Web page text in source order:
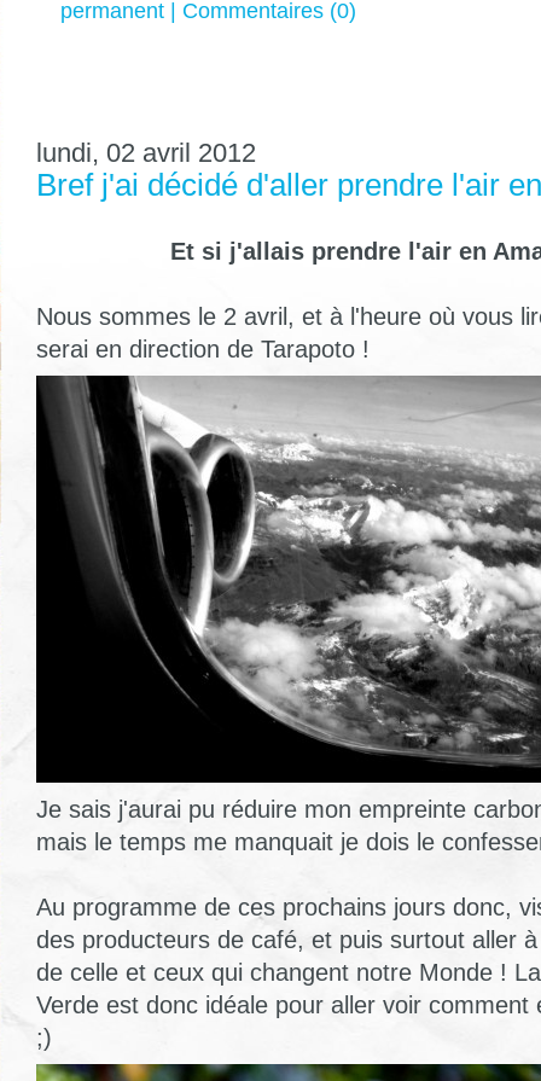
permanent
Commentaires (0)
lundi, 02 avril 2012
Bref j'ai décidé d'aller prendre l'air
Et si j'allais prendre l'air en
Nous sommes le 2 avril, et à l'heure où vous
serai en direction de Tarapoto !
Je sais j'aurai pu réduire mon empreinte
mais le temps me manquait je dois le
Au programme de ces prochains jours donc,
des producteurs de café, et puis surtout aller
de celle et ceux qui changent notre Monde !
Verde est donc idéale pour aller voir comment
;)